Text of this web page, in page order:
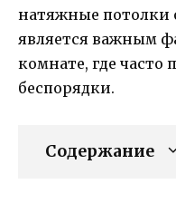
натяжные потолки
является важным
комнате, где часто
беспорядки.
Содержание